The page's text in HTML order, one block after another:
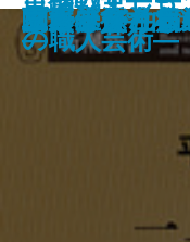
聖徳太子はい
仏教と資本主
眠れぬ夜のラ
川柳うきよ鏡
釈迦に説法
死の壁
授業の復権
40歳からの仕
黒いスイス
英語の看板
二十年後―く
プーチン
関西赤貧古本
ふたりで泊
―
家庭という病
エルメス
日本はどう
立ち上がれ日
の職人芸術―